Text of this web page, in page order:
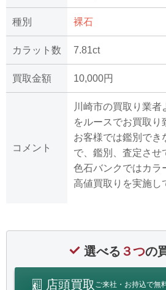
種別 裸石
カラット数 7.81ct
買取金額 10,000円
コメント
川崎市の買取り業
をルースでお買取り
お客様では鑑別でき
で、鑑別、査定させ
色石バンクではカラ
高値買取りを実施し
選べる ３つの
店頭買取 ご来社・お持込で無